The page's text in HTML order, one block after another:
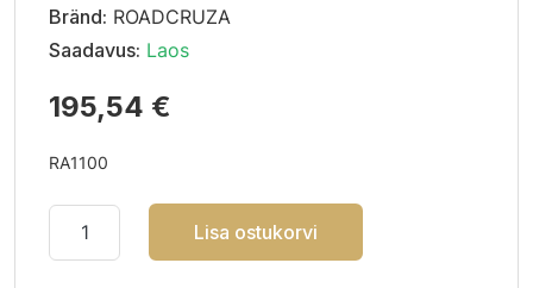
Bränd: ROADCRUZA
Saadavus: Laos
195,54 €
RA1100
Lisa ostukorvi